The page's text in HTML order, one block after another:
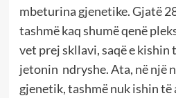
mbeturina gjenetike. Gjatë
tashmë kaq shumë qenë
vet prej skllavi, saqë e kishin
jetonin ndryshe. Ata, në një
gjenetik, tashmë nuk ishin